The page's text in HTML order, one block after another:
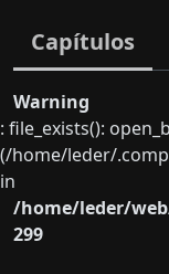
Capítulos
Warning
: file_exists():
(/home/leder/
in
/home/leder/
299